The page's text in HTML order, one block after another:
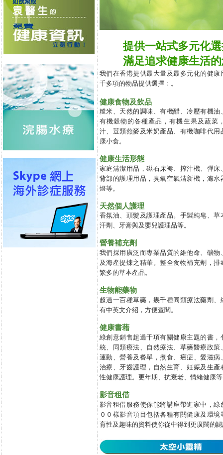
提供一站式多元化
滿足追求健康生活
我們在香港提供最大量及最多元化的健康
千多項的物品提供選擇﹕。
健康食物及飲品
糙米、天然的調味、有機醋、冷壓有機油
有機穀物的各種產品，有機生果及蔬菜
汁、荳類燕麥及米奶產品、有機咖啡代用
康小食。
健康生活形態
家庭清潔用品，磁石床褥、搾汁機、彈床
背部的護理用品，臭氧空氣清新機，濾水
燈等。
天然個人護理
香氛油、頭髮及護理產品。手製純皂、草
汗劑、牙膏與及嬰兒護理品等。
營養補充劑
我們採用廣泛而專業品質的維他命、礦物
及海產提煉之精華。整全食物補充劑，排
繁多的草本產品。
生物能藥物
超過一百種草藥，幾千種同類療法藥劑、
有中英文介紹，方便查閱。
健康書藉
綠創意銷售超過千項有關健康主題的書，
統、同類療法、自然療法、草藥醫療政策
運動、營養及餐單，煮食、癌症、愛滋病
治療、牙齒護理，自然生育、妊娠及生產
性健康護理。更年期、抗衰老、情緒健康
影音租借
影音租借服務使你能將講座帶進家中，綠
００樣影音項目包括各種有關健康及環境
育性及趣味的資料使你從中得到更廣闊的